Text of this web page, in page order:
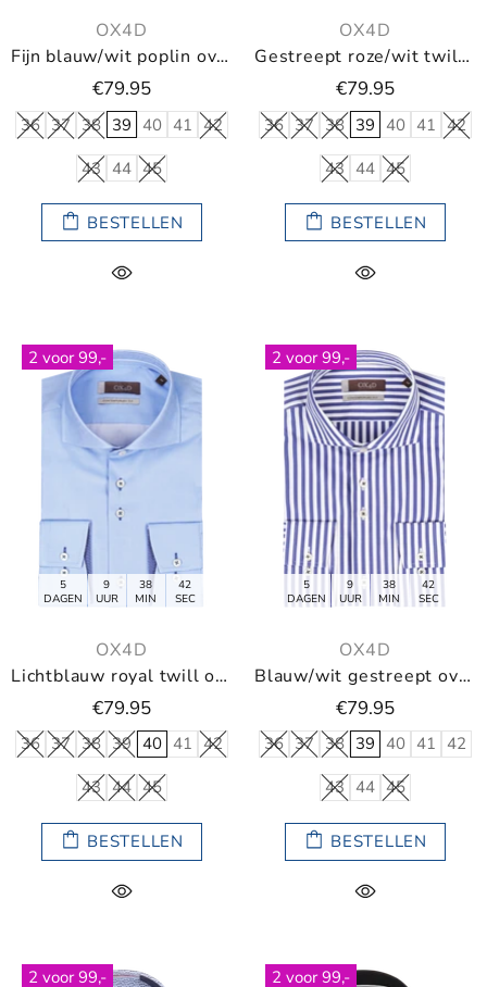
OX4D
Fijn blauw/wit poplin overhemd met kleine ruit
€79.95
36 37 38 39 40 41 42
43 44 45
BESTELLEN
OX4D
Gestreept roze/wit twill overhemd
€79.95
36 37 38 39 40 41 42
43 44 45
BESTELLEN
2 voor 99,-
5
DAGEN
9
UUR
38
MIN
40
SEC
OX4D
Lichtblauw royal twill overhemd
€79.95
36 37 38 39 40 41 42
43 44 45
BESTELLEN
2 voor 99,-
5
DAGEN
9
UUR
38
MIN
40
SEC
OX4D
Blauw/wit gestreept overhemd
€79.95
36 37 38 39 40 41 42
43 44 45
BESTELLEN
2 voor 99,- 2 voor 99,-